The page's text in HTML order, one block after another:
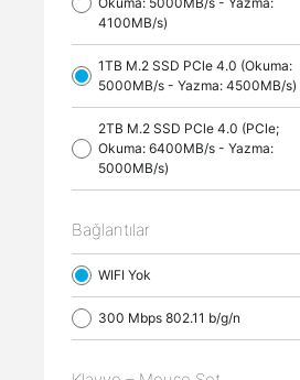
4100MB/s)
1TB M.2 SSD PCle 4.0 (Okuma:
5000MB/s - Yazma: 4500MB/s)
2TB M.2 SSD PCle 4.0 (PCle;
Okuma: 6400MB/s - Yazma:
5000MB/s)
Bağlantılar
WIFI Yok
300 Mbps 802.11 b/g/n